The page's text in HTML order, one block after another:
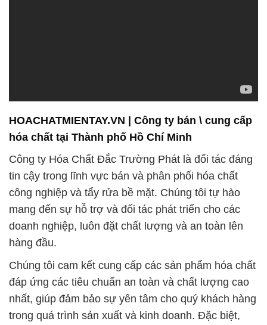
HOACHATMIENTAY.VN | Công ty bán \ cung cấp
hóa chất tại Thành phố Hồ Chí Minh
Công ty Hóa Chất Đắc Trường Phát là đối tác đáng
tin cậy trong lĩnh vực bán và phân phối hóa chất
công nghiệp và tẩy rửa bề mặt. Chúng tôi tự hào
mang đến sự hỗ trợ và đối tác phát triển cho các
doanh nghiệp, luôn đặt chất lượng và an toàn lên
hàng đầu.
Chúng tôi cam kết cung cấp các sản phẩm hóa chất
đáp ứng các tiêu chuẩn an toàn và chất lượng cao
nhất, giúp đảm bảo sự yên tâm cho quý khách hàng
trong quá trình sản xuất và kinh doanh. Đặc biệt,